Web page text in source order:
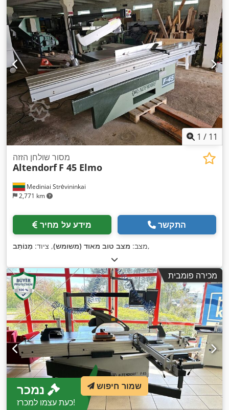
1 / 11
Mediniai Strėvininkai
2,771 km
מסור שולחן הזזה
Altendorf F 45 Elmo
מידע על מחיר התקשר
מצב: מצב טוב מאוד (משומש), ציוד: מַנוֹתֵב ,
מכירה פומבית
כעת עצמו למכרז!
שמור חיפוש